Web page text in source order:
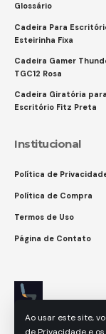
Ao usar este site,
Glossário
Cadeira Para
Esteirinha Fixa
Cadeira Gamer
TGC12 Rosa
Cadeira Giratória para
Escritório Fitz Preta
Institucional
Política de
Política de Compra
Termos de Uso
Página de Contato